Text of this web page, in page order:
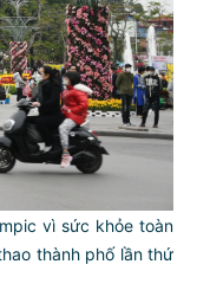
vì sức khỏe toàn
thành phố lần thứ